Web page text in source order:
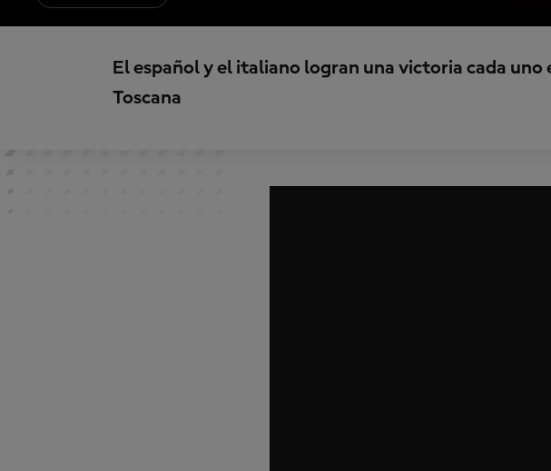
El español y el italiano logran una victoria cada uno
Toscana